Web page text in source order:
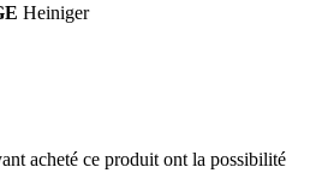
Heiniger
acheté ce produit ont la possibilité